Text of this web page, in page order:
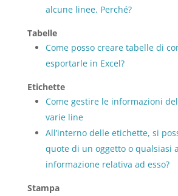
alcune linee. Perché?
Tabelle
Come posso creare tabelle di
esportarle in Excel?
Etichette
Come gestire le informazioni
varie line
All’interno delle etichette, si
quote di un oggetto o qualsiasi
informazione relativa ad esso?
Stampa